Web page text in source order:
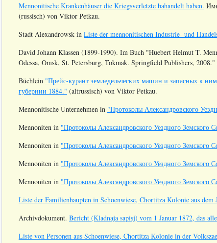
Mennonitische Krankenhäuser die Kriegsverletzte bahandelt haben.
(russisch) von Viktor Petkau.
Stadt Alexandrowsk in Liste der mennonitischen Industrie- und
David Johann Klassen (1899-1990). Im Buch "Huebert Helmut T.
Odessa, Omsk, St. Petersburg, Tokmak. Springfield Publishers, 2008."
Büchlein "Прейс-курант земледельческих машин и запасных к
губернии 1884." (altrussisch) von Viktor Petkau.
Mennonitische Unternehmen in "Протоколы Александровского
Mennoniten in "Протоколы Александровского Уездного Земского
Mennoniten in "Протоколы Александровского Уездного Земского
Mennoniten in "Протоколы Александровского Уездного Земского
Mennoniten in "Протоколы Александровского Уездного Земского
Liste der Familienhaupten in Schoenwiese, Chortitza Kolonie aus dem
Archivdokument. Bericht (Kladnaja sapisj) vom 1 Januar 1872, das
Liste von Personen aus Schoenwiese, Chortitza Kolonie in der